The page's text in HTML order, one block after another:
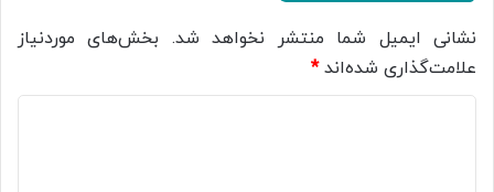
نشانی ایمیل شما منتشر نخواهد شد. بخش‌های موردنیاز
علامت‌گذاری شده‌اند*